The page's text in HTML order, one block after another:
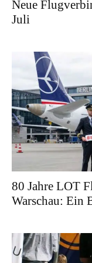
Neue
Juli
80 Jahre LOT
Warschau: Ein